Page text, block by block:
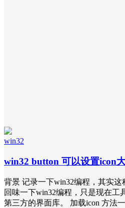
win32
win32 button 可以设置icon
背景 记录一下win32编程，其实
回味一下win32编程，只是现在工
第三方的界面库。 加载icon 方法